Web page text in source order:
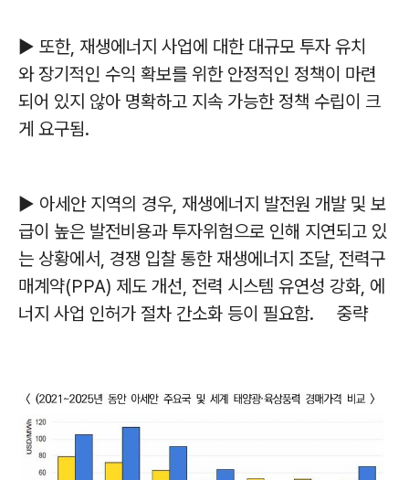
▶ 또한, 재생에너지 사업에 대한 대규모 투자 유치
와 장기적인 수익 확보를 위한 안정적인 정책이 마련
되어 있지 않아 명확하고 지속 가능한 정책 수립이 크
게 요구됨.
▶ 아세안 지역의 경우, 재생에너지 발전원 개발 및 보
급이 높은 발전비용과 투자위험으로 인해 지연되고 있
는 상황에서, 경쟁 입찰 통한 재생에너지 조달, 전력구
매계약(PPA) 제도 개선, 전력 시스템 유연성 강화, 에
너지 사업 인허가 절차 간소화 등이 필요함. 중략